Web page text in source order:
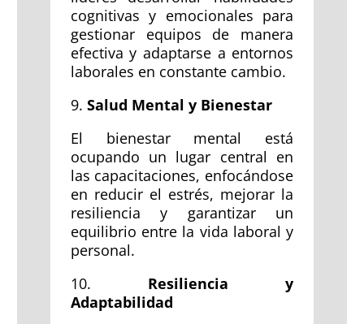
cognitivas y emocionales para
gestionar equipos de manera
efectiva y adaptarse a entornos
laborales en constante cambio.
9. Salud Mental y Bienestar
El bienestar mental está
ocupando un lugar central en
las capacitaciones, enfocándose
en reducir el estrés, mejorar la
resiliencia y garantizar un
equilibrio entre la vida laboral y
personal.
10. Resiliencia y
Adaptabilidad